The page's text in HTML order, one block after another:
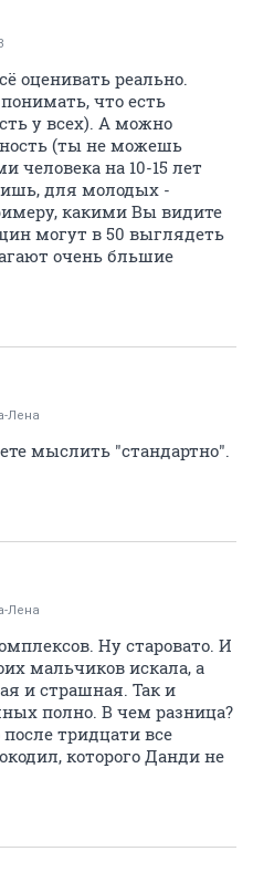
оценивать реально.
что есть
у всех). А можно
(ты не можешь
человека на 10-15 лет
для молодых -
какими Вы видите
могут в 50 выглядеть
очень бльшие
Лена
мыслить "стандартно".
Лена
Ну старовато. И
мальчиков искала, а
и страшная. Так и
полно. В чем разница?
тридцати все
которого Данди не